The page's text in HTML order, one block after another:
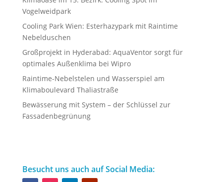
Vogelweidpark
Cooling Park Wien: Esterhazypark mit Raintime
Nebelduschen
Großprojekt in Hyderabad: AquaVentor sorgt für
optimales Außenklima bei Wipro
Raintime-Nebelstelen und Wasserspiel am
Klimaboulevard Thaliastraße
Bewässerung mit System – der Schlüssel zur
Fassadenbegrünung
Besucht uns auch auf Social Media: